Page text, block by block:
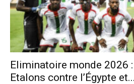
Eliminatoire monde 2026
Etalons contre l’Égypte et...